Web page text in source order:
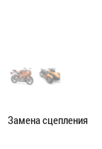
Замена сцепления